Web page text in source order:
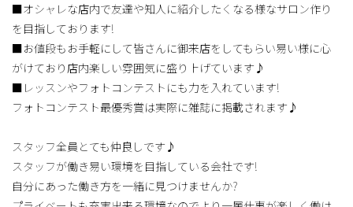
■オシャレな店内で友達や知人に紹介したくなる様なサロン作り
を目指しております!
■お値段もお手軽にして皆さんに御来店をしてもらい易い様に心
がけており店内楽しい雰囲気に盛り上げています♪
■レッスンやフォトコンテストにも力を入れています!
フォトコンテスト最優秀賞は実際に雑誌に掲載されます♪
スタッフ全員とても仲良しです♪
スタッフが働き易い環境を目指している会社です!
自分にあった働き方を一緒に見つけませんか?